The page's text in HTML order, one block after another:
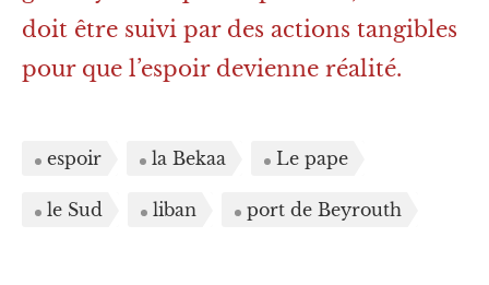
doit être suivi par des actions tangibles
pour que l’espoir devienne réalité.
espoir la Bekaa Le pape
le Sud liban port de Beyrouth